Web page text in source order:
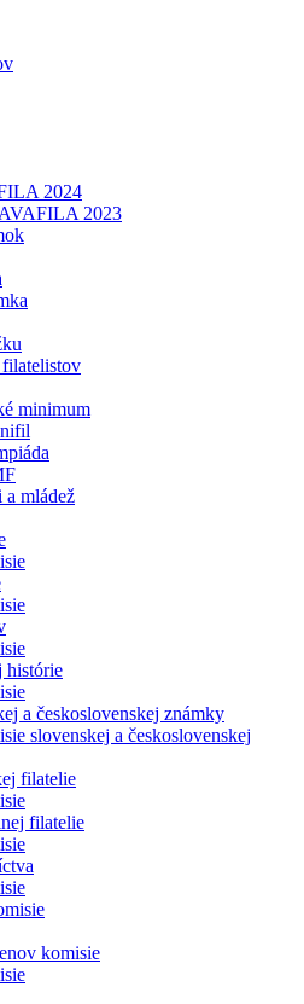
2024
2023
minimum
a mládež
histórie
a československej známky
slovenskej a československej
filatelie
filatelie
komisie